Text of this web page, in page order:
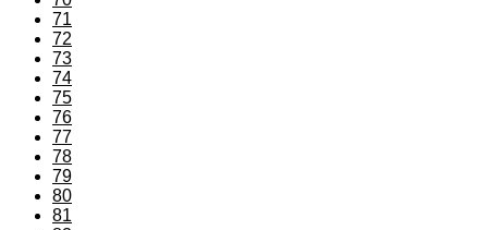
71
72
73
74
75
76
77
78
79
80
81